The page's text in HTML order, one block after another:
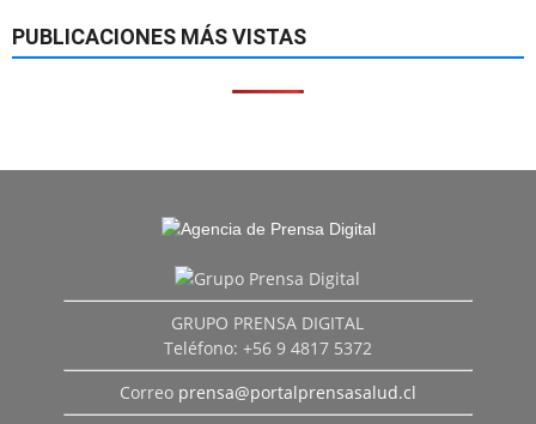
PUBLICACIONES MÁS VISTAS
GRUPO PRENSA DIGITAL
Teléfono: +56 9 4817 5372
Correo prensa@portalprensasalud.cl